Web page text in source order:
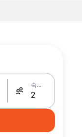
숙박인원